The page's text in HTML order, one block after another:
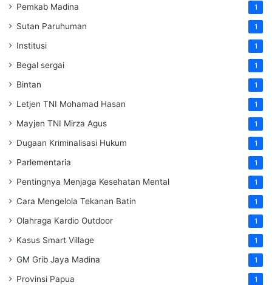
Pemkab Madina 1
Sutan Paruhuman 1
Institusi 1
Begal sergai 1
Bintan 1
Letjen TNI Mohamad Hasan 1
Mayjen TNI Mirza Agus 1
Dugaan Kriminalisasi Hukum 1
Parlementaria 1
Pentingnya Menjaga Kesehatan Mental 1
Cara Mengelola Tekanan Batin 1
Olahraga Kardio Outdoor 1
Kasus Smart Village 1
GM Grib Jaya Madina 1
Provinsi Papua 1